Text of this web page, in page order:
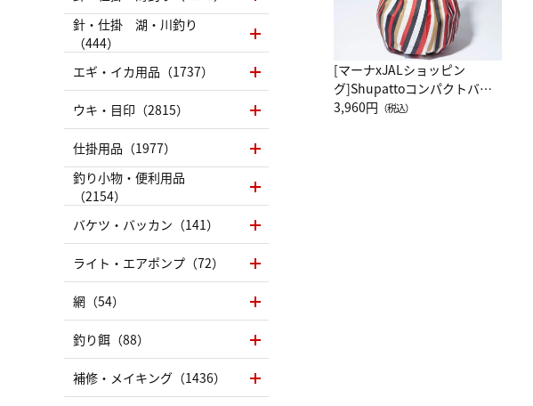
[マーナxJALショッピン
グ]Shupattoコンパクトバッ
グ Drop JAL客室乗務員
3,960円 （税込）
針・仕掛 湖・川釣り
（444）
エギ・イカ用品（1737）
ウキ・目印（2815）
仕掛用品（1977）
釣り小物・便利用品
（2154）
バケツ・バッカン（141）
ライト・エアポンプ（72）
網（54）
釣り餌（88）
補修・メイキング（1436）